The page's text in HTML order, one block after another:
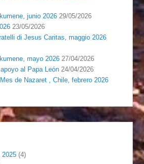
junio 2026 29/05/2026
23/05/2026
di Jesus Caritas, maggio 2026
mayo 2026 27/04/2026
al Papa León 24/04/2026
de Nazaret , Chile, febrero 2026
2025 (4)